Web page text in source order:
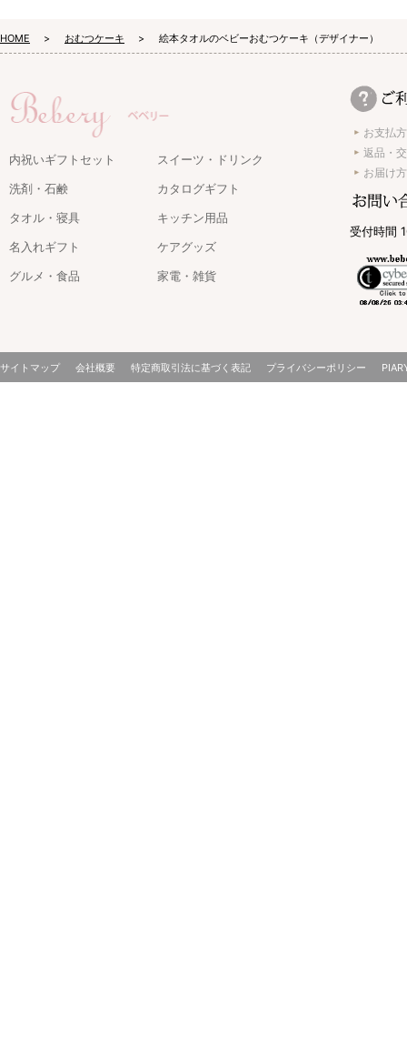
HOME おむつケーキ 絵本タオルのベビーおむつケーキ（デザイナー）
内祝いギフトセット
スイーツ・ドリンク
洗剤・石鹸
カタログギフト
タオル・寝具
キッチン用品
名入れギフト
ケアグッズ
グルメ・食品
家電・雑貨
お支払
返品・
お届け
受付時間
サイトマップ 会社概要 特定商取引法に基づく表記 プライバシーポリシー